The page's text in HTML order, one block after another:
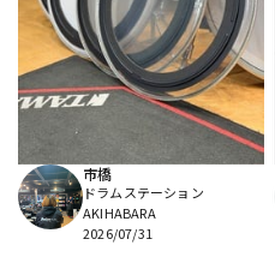
市橋
ドラムステーション
AKIHABARA
2026/07/31